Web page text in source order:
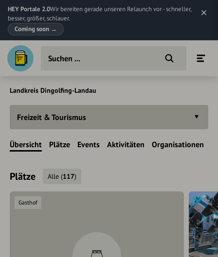
HEY Portale 2.0Wir bereiten gerade unseren Relaunch vor - schneller,
besser, größer, schlauer.
Coming soon →
Landkreis Dingolfing-Landau
Freizeit & Tourismus
Übersicht Plätze Events Aktivitäten Organisationen
Plätze Alle (117)
Gasthof